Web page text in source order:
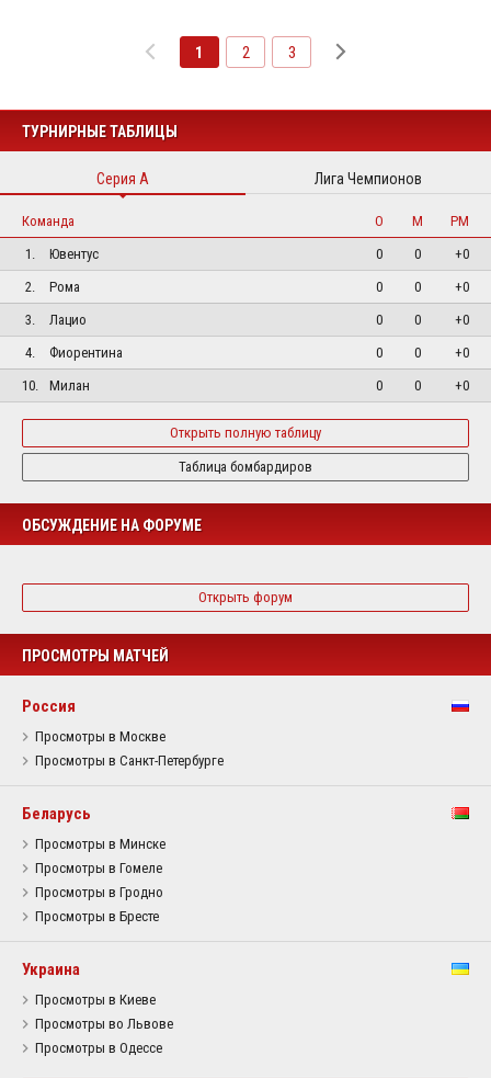
1 2 3
ТУРНИРНЫЕ ТАБЛИЦЫ
Серия А Лига Чемпионов
Команда О М
РМ
1.
Ювентус 0 0
+0
2.
Рома 0 0
+0
3.
Лацио 0 0
+0
4.
Фиорентина 0 0
+0
10.
Милан 0 0 +0
Открыть полную таблицу
Таблица бомбардиров
ОБСУЖДЕНИЕ НА ФОРУМЕ
Открыть форум
ПРОСМОТРЫ МАТЧЕЙ
Россия
Просмотры в Москве
Просмотры в Санкт-Петербурге
Беларусь
Просмотры в Минске
Просмотры в Гомеле
Просмотры в Гродно
Просмотры в Бресте
Украина
Просмотры в Киеве
Просмотры во Львове
Просмотры в Одессе